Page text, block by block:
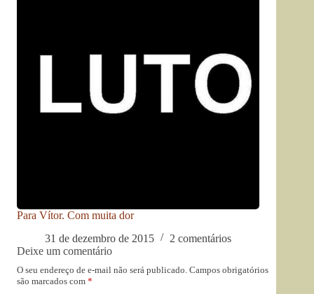
Para Vítor. Com muita dor
31 de dezembro de 2015
2 comentários
Deixe um comentário
O seu endereço de e-mail não será publicado. Campos obrigatórios
são marcados com *